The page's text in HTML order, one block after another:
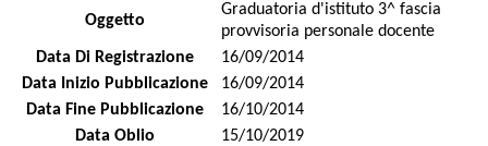
Oggetto
Graduatoria d'istituto 3^ fascia
provvisoria personale docente
Data Di Registrazione
16/09/2014
Data Inizio Pubblicazione
16/09/2014
Data Fine Pubblicazione
16/10/2014
Data Oblio
15/10/2019